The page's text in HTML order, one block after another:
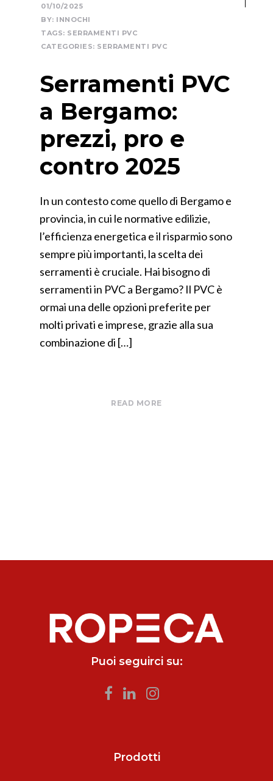
01/10/2025
BY: INNOCHI
TAGS: SERRAMENTI PVC
CATEGORIES: SERRAMENTI PVC
Serramenti PVC
a Bergamo:
prezzi, pro e
contro 2025
In un contesto come quello di Bergamo e
provincia, in cui le normative edilizie,
l’efficienza energetica e il risparmio sono
sempre più importanti, la scelta dei
serramenti è cruciale. Hai bisogno di
serramenti in PVC a Bergamo? Il PVC è
ormai una delle opzioni preferite per
molti privati e imprese, grazie alla sua
combinazione di […]
READ MORE
Puoi seguirci su:
Prodotti